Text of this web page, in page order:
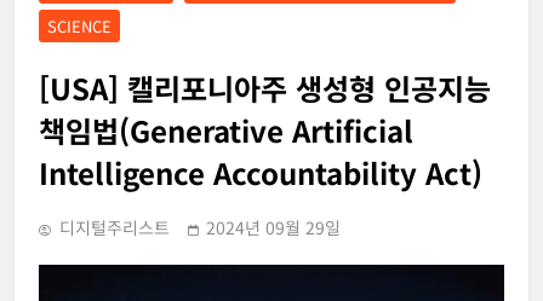
SCIENCE
[USA] 캘리포니아주 생성형 인공지능
책임법(Generative Artificial
Intelligence Accountability Act)
디지털주리스트 2024년 09월 29일